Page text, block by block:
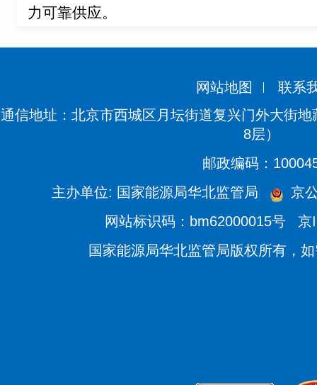
力可靠供应。
网站地图
联系
通信地址：北京市西城区月坛街道复兴门外大街
8层）
邮政编码：
主办单位: 国家能源局华北监管局
京
网站标识码：bm62000015号
京
国家能源局华北监管局版权所有，